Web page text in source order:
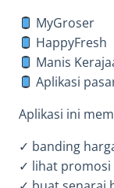
MyGroser
HappyFresh
Manis
Aplikasi
Aplikasi ini
✓ banding
✓ lihat promosi